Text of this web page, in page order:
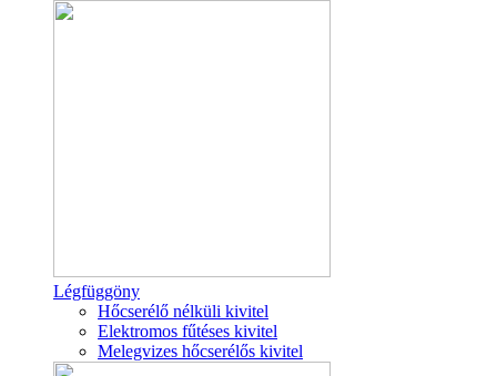
Légfüggöny
Hőcserélő nélküli kivitel
Elektromos fűtéses kivitel
Melegvizes hőcserélős kivitel